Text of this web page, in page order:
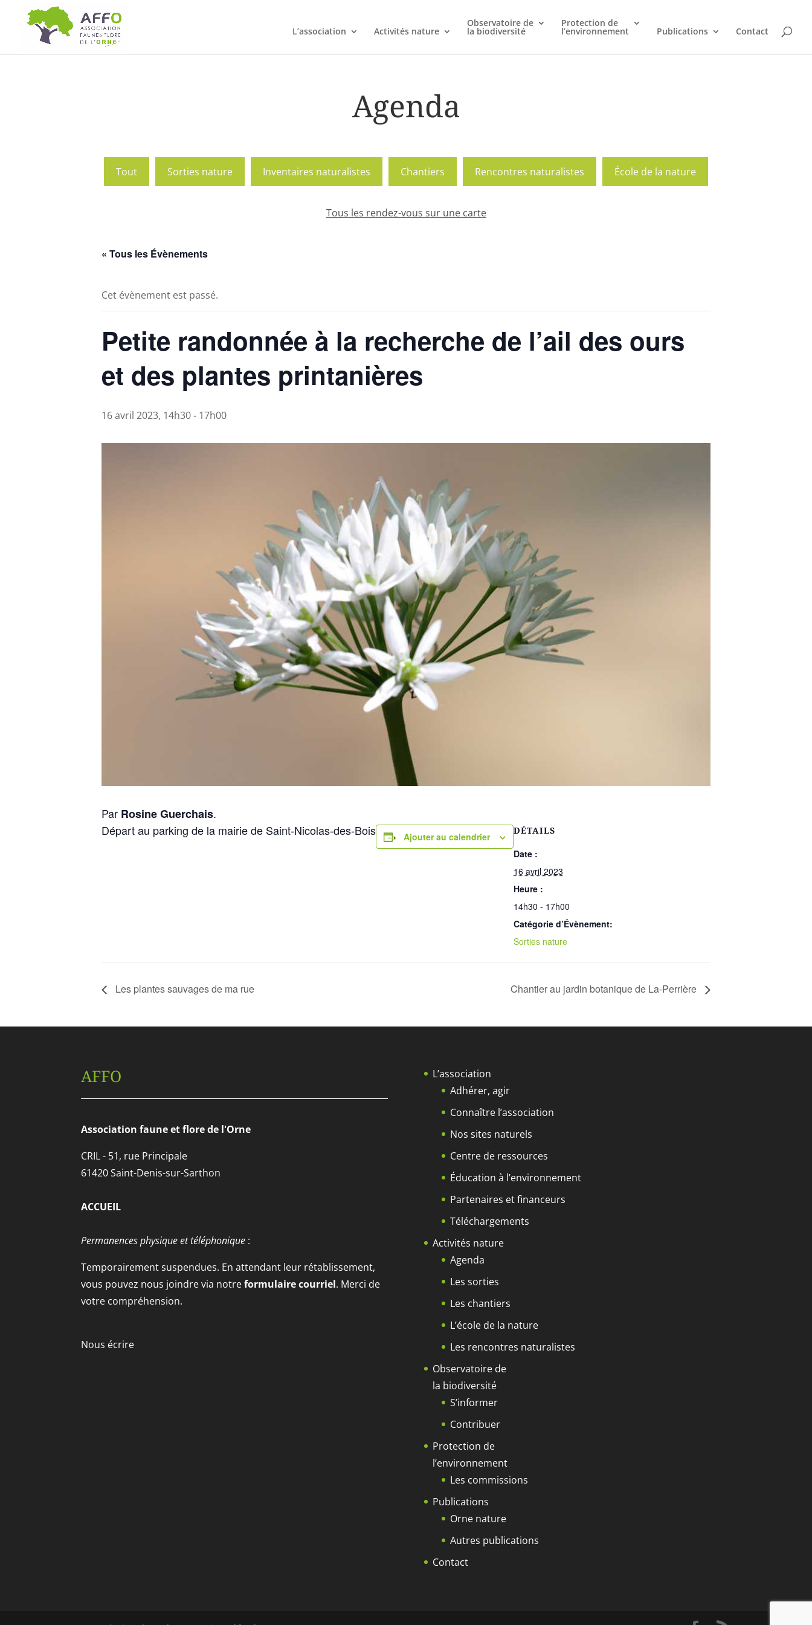
L’association Activités nature
Observatoire de
la biodiversité
Protection de
l’environnement Publications Contact
Agenda
Tout Sorties nature Inventaires naturalistes Chantiers Rencontres naturalistes École de la nature
Tous les rendez-vous sur une carte
« Tous les Évènements
Cet évènement est passé.
Petite randonnée à la recherche de l’ail des ours
et des plantes printanières
16 avril 2023, 14h30- 17h00
Par Rosine Guerchais.
Départ au parking de la mairie de Saint-Nicolas-des-Bois
Ajouter au calendrier
DÉTAILS
Date :
16 avril 2023
Heure :
14h30 - 17h00
Catégorie d’Évènement:
Sorties nature
Les plantes sauvages de ma rue Chantier au jardin botanique de La-Perrière
AFFO
Association faune et flore de l'Orne
CRIL - 51, rue Principale
61420 Saint-Denis-sur-Sarthon
ACCUEIL
Permanences physique et téléphonique :
Temporairement suspendues. En attendant leur rétablissement,
vous pouvez nous joindre via notreformulaire courriel. Merci de
votre compréhension.
Nous écrire
L’association
Adhérer, agir
Connaître l’association
Nos sites naturels
Centre de ressources
Éducation à l’environnement
Partenaires et financeurs
Téléchargements
Activités nature
Agenda
Les sorties
Les chantiers
L’école de la nature
Les rencontres naturalistes
Observatoire de
la biodiversité
S’informer
Contribuer
Protection de
l’environnement
Les commissions
Publications
Orne nature
Autres publications
Contact